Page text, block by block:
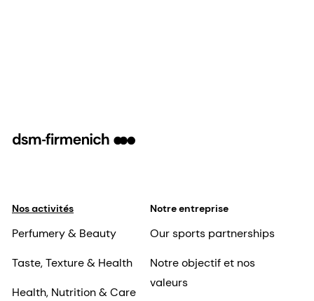
Nos activités
Perfumery & Beauty
Taste, Texture & Health
Health, Nutrition & Care
Notre entreprise
Our sports partnerships
Notre objectif et nos
valeurs